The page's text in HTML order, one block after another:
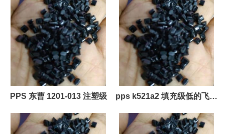
良好的电气性能 耐化学性良
好 耐热性，高 硬度高
PPS 东曹 1201-013 注塑级 pps k521a2 填充级低的飞边
良好的成型性能